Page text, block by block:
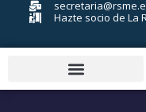
Hazte socio de La